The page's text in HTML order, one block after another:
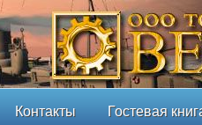
Контакты Гостевая